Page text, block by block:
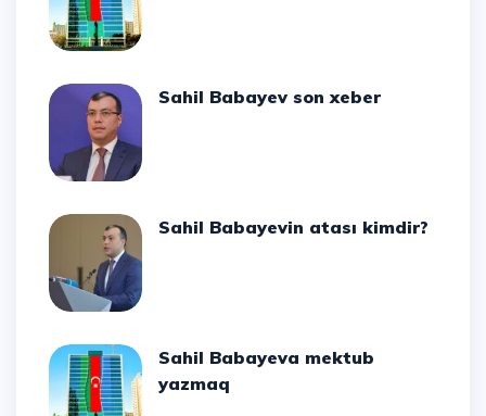
Sahil Babayev son xeber
Sahil Babayevin atası kimdir?
Sahil Babayeva mektub
yazmaq